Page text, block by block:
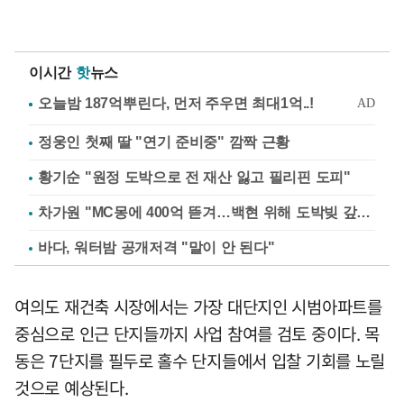
이시간 핫뉴스
정웅인 첫째 딸 "연기 준비중" 깜짝 근황
황기순 "원정 도박으로 전 재산 잃고 필리핀 도피"
차가원 "MC몽에 400억 뜯겨…백현 위해 도박빚 갚아줘"
바다, 워터밤 공개저격 "말이 안 된다"
여의도 재건축 시장에서는 가장 대단지인 시범아파트를
중심으로 인근 단지들까지 사업 참여를 검토 중이다. 목
동은 7단지를 필두로 홀수 단지들에서 입찰 기회를 노릴
것으로 예상된다.